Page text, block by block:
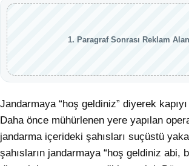
1. Paragraf Sonrası Reklam
Jandarmaya “hoş geldiniz” diyerek
Daha önce mühürlenen yere yapılan
jandarma içerideki şahısları suçüstü
şahısların jandarmaya “hoş geldiniz abi,